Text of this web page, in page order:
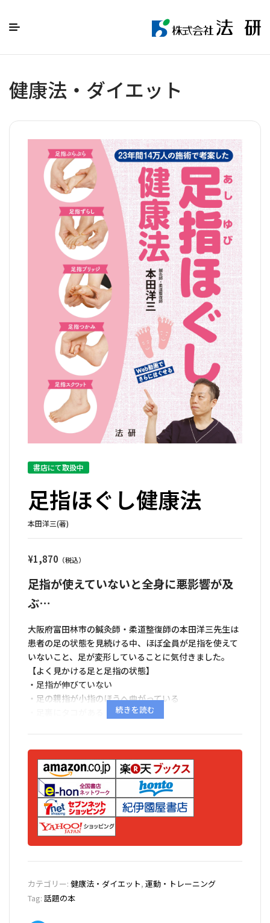
健康法・ダイエット
書店にて取扱中
足指ほぐし健康法
本田洋三(著)
¥1,870
足指が使えていないと全身に悪影響が及
ぶ…
大阪府富田林市の鍼灸師・柔道整復師の本田洋三先生は
患者の足の状態を見続ける中、ほぼ全員が足指を使えて
いないこと、足が変形していることに気付きました。
【よく見かける足と足指の状態】
・足指が伸びていない
・足の親指が小指のほうへ曲がっている
足は全身を支える重要な土台で全身の健康と深く連動し
ています。足の問題により重心のバランスが崩れると、
腰痛やひざ痛、肩こりや頭痛など全身に悪影響が及びま
すが、『足指ほぐし健康法』で足指をほぐすと重心の偏
りが正され、次第に不調が改善していきます。
1日3分、『足指ほぐし』の習慣でいきいきとした毎日
を！
リッジ、足指つかみ、足指スクワットの5種類。そして
足指のデイリーケア法、歩き方と日常生活の注意点な
カテゴリー: 健康法・ダイエット, 運動・トレーニング
Tag: 話題の本